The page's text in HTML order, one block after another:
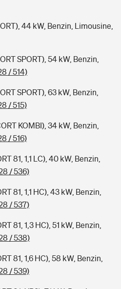
44 kW, Benzin, Limousine,
SPORT), 54 kW, Benzin,
/ 514)
SPORT), 63 kW, Benzin,
/ 515)
KOMBI), 34 kW, Benzin,
/ 516)
81, 1,1 LC), 40 kW, Benzin,
/ 536)
81, 1,1 HC), 43 kW, Benzin,
/ 537)
81, 1,3 HC), 51 kW, Benzin,
/ 538)
81, 1,6 HC), 58 kW, Benzin,
/ 539)